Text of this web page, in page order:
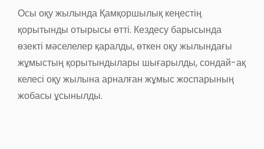
Осы оқу жылында Қамқоршылық кеңестің
қорытынды отырысы өтті. Кездесу барысында
өзекті мәселелер қаралды, өткен оқу жылындағы
жұмыстың қорытындылары шығарылды, сондай-ақ
келесі оқу жылына арналған жұмыс жоспарының
жобасы ұсынылды.